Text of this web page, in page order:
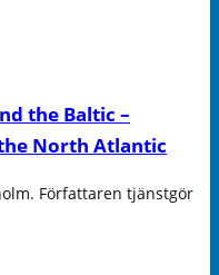
the Baltic –
North Atlantic
Författaren tjänstgör